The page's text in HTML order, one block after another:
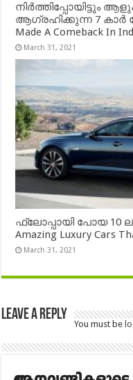
നിർത്തിപ്പോയിട്ടും
ആഗ്രഹിക്കുന്ന 7 കാർ
Made A Comeback In
March 31, 2021
ഫ്ലോപ്പായി പോയ 10
Amazing Luxury Cars
March 31, 2021
Leave a Reply
You must be